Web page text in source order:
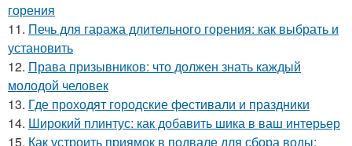
горения
11. Печь для гаража длительного горения: как выбрать и
установить
12. Права призывников: что должен знать каждый
молодой человек
13. Где проходят городские фестивали и праздники
14. Широкий плинтус: как добавить шика в ваш интерьер
15. Как устроить приямок в подвале для сбора воды: